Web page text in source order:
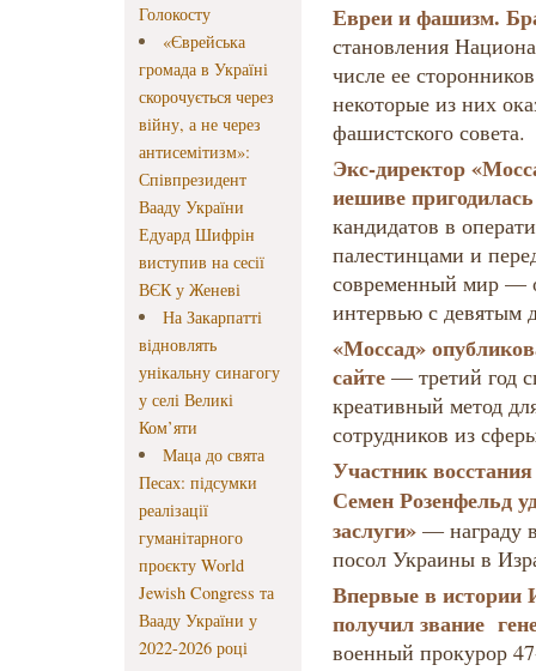
Голокосту
«Єврейська
громада в Україні
скорочується через
війну, а не через
антисемітизм»:
Співпрезидент
Вааду України
Едуард Шифрін
виступив на сесії
ВЄК у Женеві
На Закарпатті
відновлять
унікальну синагогу
у селі Великі
Ком’яти
Маца до свята
Песах: підсумки
реалізації
гуманітарного
проєкту World
Jewish Congress та
Вааду України у
2022-2026 році
Евреи и фашизм.
становления
числе ее
некоторые из них
фашистского совета.
Экс-директор
иешиве
кандидатов в
палестинцами и
современный мир —
интервью с девятым
«Моссад»
сайте — третий год
креативный метод
сотрудников из
Участник
Семен Розенфельд
заслуги» — награду
посол Украины в
Впервые в истории
получил звание
военный прокурор